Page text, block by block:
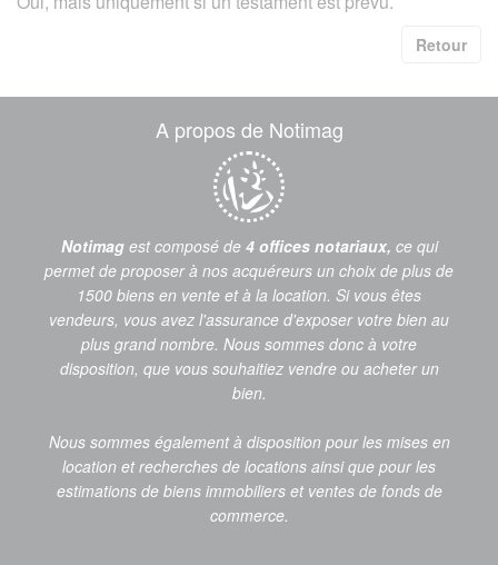
Retour
A propos de Notimag
Notimag est composé de 4 offices notariaux, ce qui
permet de proposer à nos acquéreurs un choix de plus de
1500 biens en vente et à la location. Si vous êtes
vendeurs, vous avez l'assurance d'exposer votre bien au
plus grand nombre. Nous sommes donc à votre
disposition, que vous souhaitiez vendre ou acheter un
bien.
Nous sommes également à disposition pour les mises en
location et recherches de locations ainsi que pour les
estimations de biens immobiliers et ventes de fonds de
commerce.